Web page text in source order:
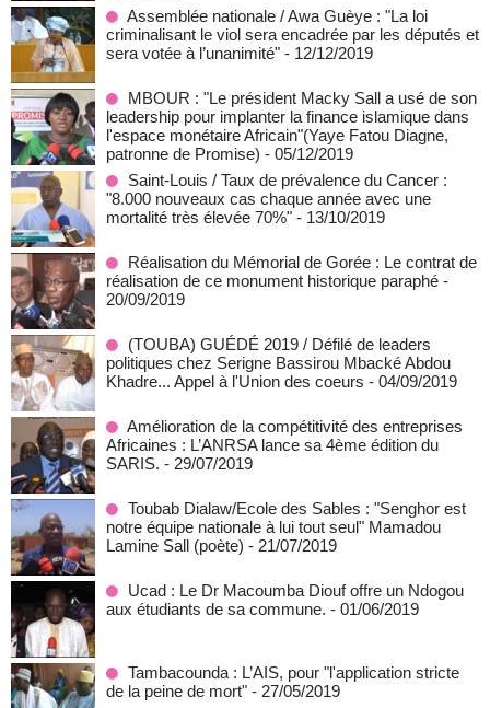
Assemblée nationale / Awa Guèye : "La loi
criminalisant le viol sera encadrée par les députés et
sera votée à l’unanimité" - 12/12/2019
MBOUR : "Le président Macky Sall a usé de son
leadership pour implanter la finance islamique dans
l'espace monétaire Africain"(Yaye Fatou Diagne,
patronne de Promise) - 05/12/2019
Saint-Louis / Taux de prévalence du Cancer :
"8.000 nouveaux cas chaque année avec une
mortalité très élevée 70%" - 13/10/2019
Réalisation du Mémorial de Gorée : Le contrat de
réalisation de ce monument historique paraphé -
20/09/2019
(TOUBA) GUÉDÉ 2019 / Défilé de leaders
politiques chez Serigne Bassirou Mbacké Abdou
Khadre... Appel à l'Union des coeurs - 04/09/2019
Amélioration de la compétitivité des entreprises
Africaines : L’ANRSA lance sa 4ème édition du
SARIS. - 29/07/2019
Toubab Dialaw/Ecole des Sables : "Senghor est
notre équipe nationale à lui tout seul" Mamadou
Lamine Sall (poète) - 21/07/2019
Ucad : Le Dr Macoumba Diouf offre un Ndogou
aux étudiants de sa commune. - 01/06/2019
Tambacounda : L’AIS, pour "l'application stricte
de la peine de mort" - 27/05/2019